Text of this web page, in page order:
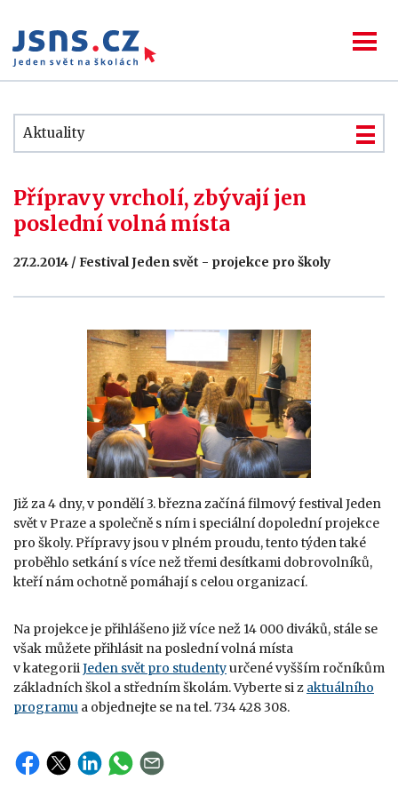
Aktuality
Přípravy vrcholí, zbývají jen
poslední volná místa
27.2.2014 / Festival Jeden svět - projekce pro školy
Již za 4 dny, v pondělí 3. března začíná filmový festival Jeden
svět v Praze a společně s ním i speciální dopolední projekce
pro školy. Přípravy jsou v plném proudu, tento týden také
proběhlo setkání s více než třemi desítkami dobrovolníků,
kteří nám ochotně pomáhají s celou organizací.
Na projekce je přihlášeno již více než 14 000 diváků, stále se
však můžete přihlásit na poslední volná místa
v kategoriiJeden svět pro studentyurčené vyšším ročníkům
základních škol a středním školám. Vyberte si z aktuálního
programu a objednejte se na tel. 734 428 308.